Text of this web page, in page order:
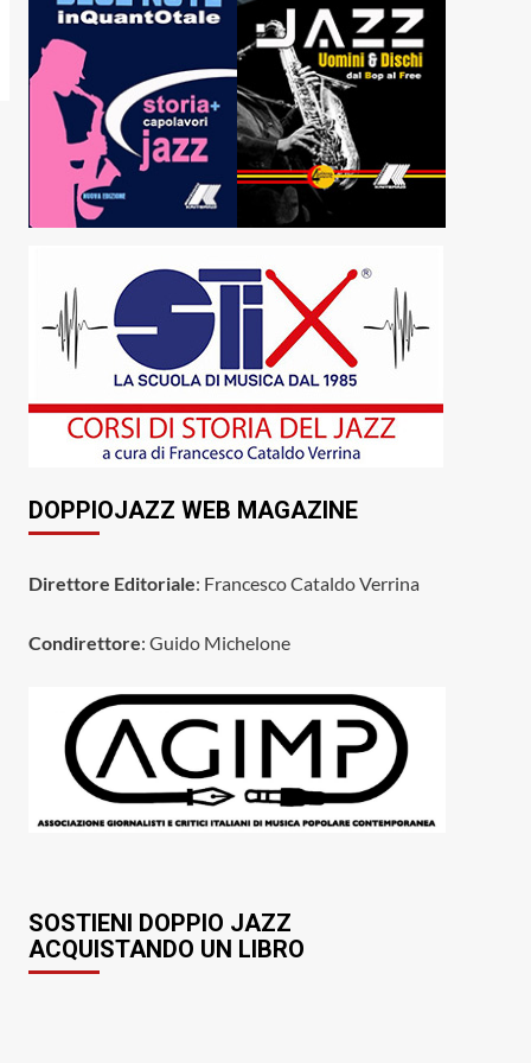
DOPPIOJAZZ WEB MAGAZINE
Direttore Editoriale: Francesco Cataldo Verrina
Condirettore: Guido Michelone
SOSTIENI DOPPIO JAZZ
ACQUISTANDO UN LIBRO